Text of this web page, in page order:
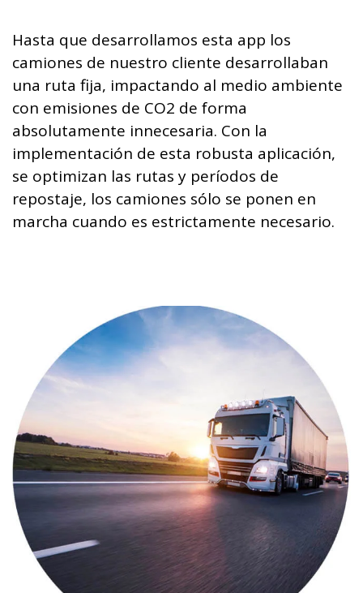
Hasta que desarrollamos esta app los
camiones de nuestro cliente desarrollaban
una ruta fija, impactando al medio ambiente
con emisiones de CO2 de forma
absolutamente innecesaria. Con la
implementación de esta robusta aplicación,
se optimizan las rutas y períodos de
repostaje, los camiones sólo se ponen en
marcha cuando es estrictamente necesario.